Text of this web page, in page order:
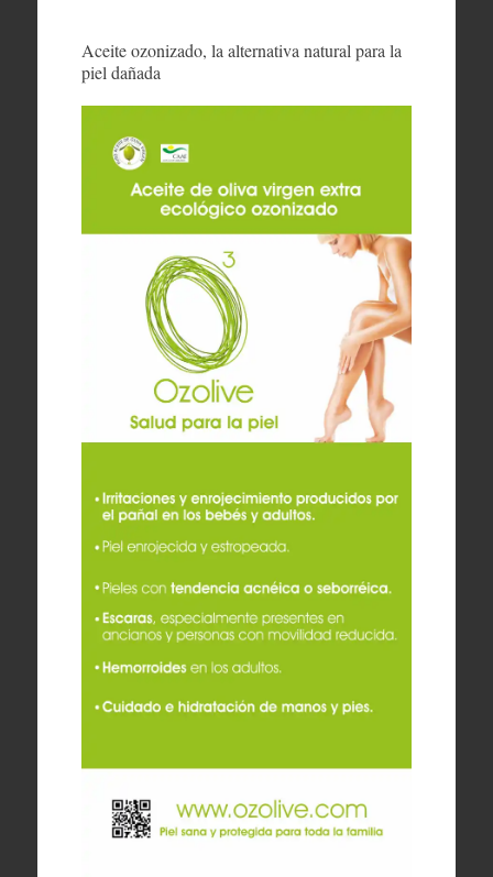
Aceite ozonizado, la alternativa natural para la
piel dañada